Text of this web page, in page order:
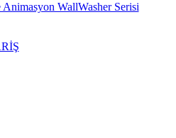
Animasyon WallWasher Serisi